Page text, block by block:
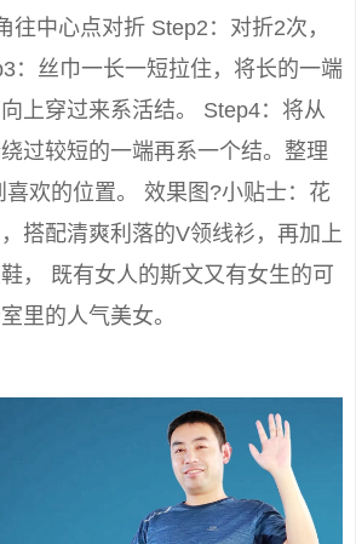
往中心点对折 Step2：对折2次，
：丝巾一长一短拉住，将长的一端
上穿过来系活结。 Step4：将从
过较短的一端再系一个结。整理
欢的位置。 效果图?小贴士：花
搭配清爽利落的V领线衫，再加上
， 既有女人的斯文又有女生的可
里的人气美女。